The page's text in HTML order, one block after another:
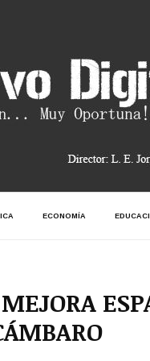
ECONOMÍA